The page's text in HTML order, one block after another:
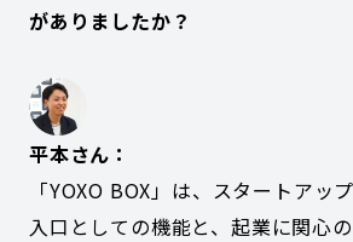
がありましたか？
平本さん：
「YOXO BOX」は、スタートアッ
入口としての機能と、起業に関心